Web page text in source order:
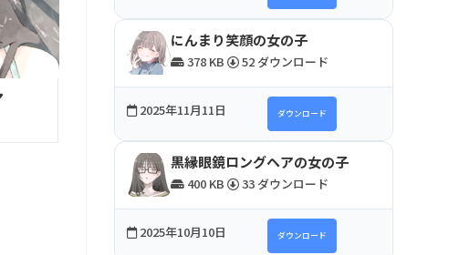
にんまり笑顔の女の子
378 KB 52 ダウンロード
2025年11月11日 ダウンロード
黒縁眼鏡ロングヘアの女の子
400 KB 33 ダウンロード
2025年10月10日 ダウンロード